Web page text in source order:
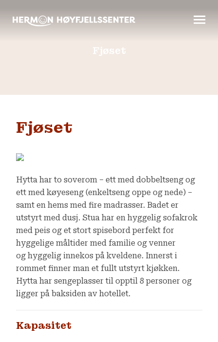
Kontakt oss
Fjøset
Fjøset
Hytta har to soverom – ett med dobbeltseng og
ett med køyeseng (enkeltseng oppe og nede) –
samt en hems med fire madrasser. Badet er
utstyrt med dusj. Stua har en hyggelig sofakrok
med peis og et stort spisebord perfekt for
hyggelige måltider med familie og venner
og hyggelig innekos på kveldene. Innerst i
rommet finner man et fullt utstyrt kjøkken.
Hytta har sengeplasser til opptil 8 personer og
ligger på baksiden av hotellet.
Kapasitet